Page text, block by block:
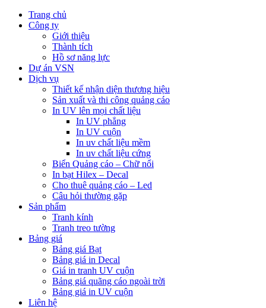
Trang chủ
Công ty
Giới thiệu
Thành tích
Hồ sơ năng lực
Dự án VSN
Dịch vụ
Thiết kế nhận diện thương hiệu
Sản xuất và thi công quảng cáo
In UV lên mọi chất liệu
In UV phẳng
In UV cuộn
In uv chất liệu mềm
In uv chất liệu cứng
Biển Quảng cáo – Chữ nổi
In bạt Hilex – Decal
Cho thuê quảng cáo – Led
Câu hỏi thường gặp
Sản phẩm
Tranh kính
Tranh treo tường
Bảng giá
Bảng giá Bạt
Bảng giá in Decal
Giá in tranh UV cuộn
Bảng giá quãng cáo ngoài trời
Bảng giá in UV cuộn
Liên hệ